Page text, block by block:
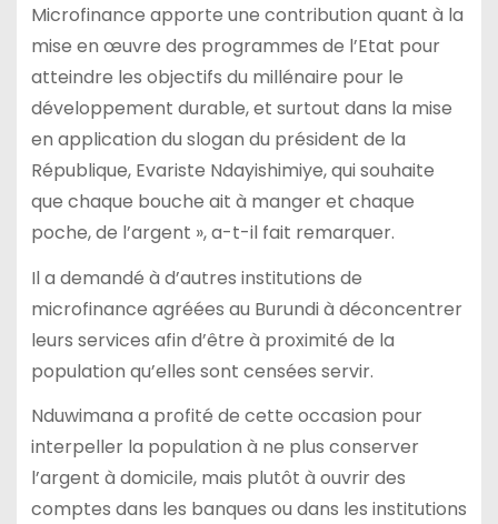
Microfinance apporte une contribution quant à la
mise en œuvre des programmes de l’Etat pour
atteindre les objectifs du millénaire pour le
développement durable, et surtout dans la mise
en application du slogan du président de la
République, Evariste Ndayishimiye, qui souhaite
que chaque bouche ait à manger et chaque
poche, de l’argent », a-t-il fait remarquer.
Il a demandé à d’autres institutions de
microfinance agréées au Burundi à déconcentrer
leurs services afin d’être à proximité de la
population qu’elles sont censées servir.
Nduwimana a profité de cette occasion pour
interpeller la population à ne plus conserver
l’argent à domicile, mais plutôt à ouvrir des
comptes dans les banques ou dans les institutions